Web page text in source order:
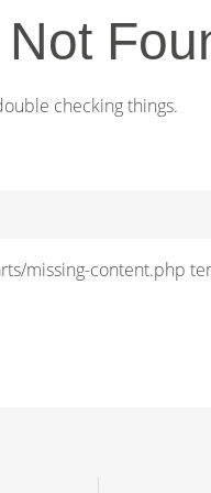
checking things.
missing-content.php